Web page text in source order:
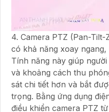
4. Camera PTZ (Pan-
có khả năng xoay
Tính năng này giúp
và khoảng cách thu
sát chi tiết hơn và bắt
trọng. Bằng ứng dụng
điều khiển camera PTZ